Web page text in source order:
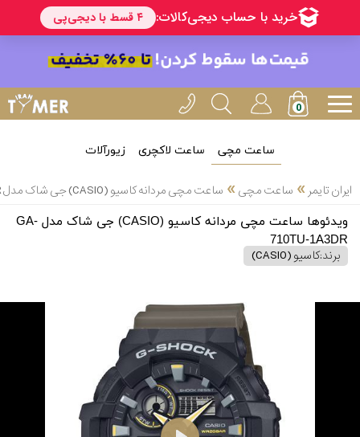
ساعت مچی ساعت لاکچری زیورآلات
ایران تایمر » ساعت مچی» ساعت مچی مردانه کاسیو (CASIO) جی شاک مدل GA-710TU-1A3DR
ویدئوها ساعت مچی مردانه کاسیو (CASIO) جی شاک مدل GA-
710TU-1A3DR
برند:کاسیو (CASIO)